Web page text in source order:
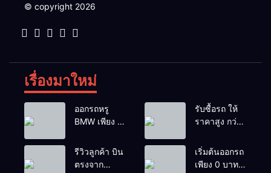
© copyright 2026
เรื่องมาใหม่
ออกรถหรู
BMW เพียง 1
รับซื้อรถ ให้
ราคาสูง กว่า
ติดไฟแนนซ์ก็
รับซื้อ
รีวิวลูกค้า บิน
ตรงจาก
เริ่มต้นออกรถ
เพียง 0 บาท